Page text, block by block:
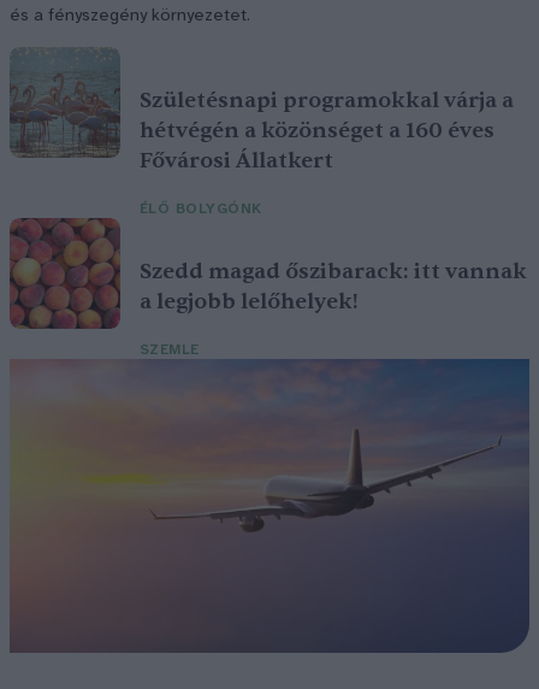
és a fényszegény környezetet.
Születésnapi programokkal várja a
hétvégén a közönséget a 160 éves
Fővárosi Állatkert
ÉLŐ BOLYGÓNK
Szedd magad őszibarack: itt vannak
a legjobb lelőhelyek!
SZEMLE